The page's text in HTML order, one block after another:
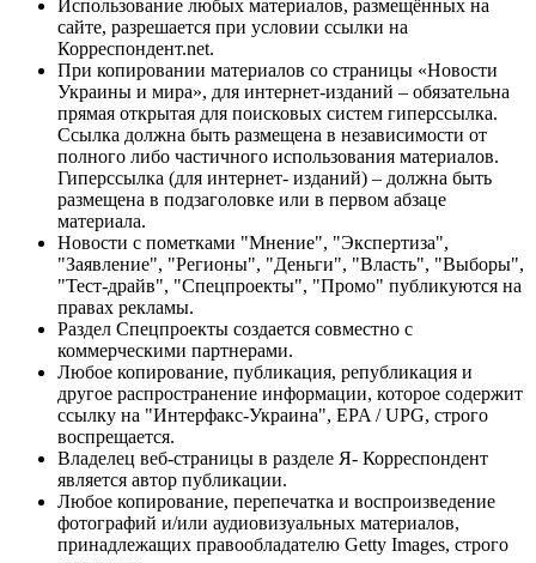
Использование любых материалов, размещённых на
сайте, разрешается при условии ссылки на
Корреспондент.net.
При копировании материалов со страницы «Новости
Украины и мира», для интернет-изданий – обязательна
прямая открытая для поисковых систем гиперссылка.
Ссылка должна быть размещена в независимости от
полного либо частичного использования материалов.
Гиперссылка (для интернет- изданий) – должна быть
размещена в подзаголовке или в первом абзаце
материала.
Новости с пометками "Мнение", "Экспертиза",
"Заявление", "Регионы", "Деньги", "Власть", "Выборы",
"Тест-драйв", "Спецпроекты", "Промо" публикуются на
правах рекламы.
Раздел Спецпроекты создается совместно с
коммерческими партнерами.
Любое копирование, публикация, републикация и
другое распространение информации, которое содержит
ссылку на "Интерфакс-Украина", EPA / UPG, строго
воспрещается.
Владелец веб-страницы в разделе Я- Корреспондент
является автор публикации.
Любое копирование, перепечатка и воспроизведение
фотографий и/или аудиовизуальных материалов,
принадлежащих правообладателю Getty Images, строго